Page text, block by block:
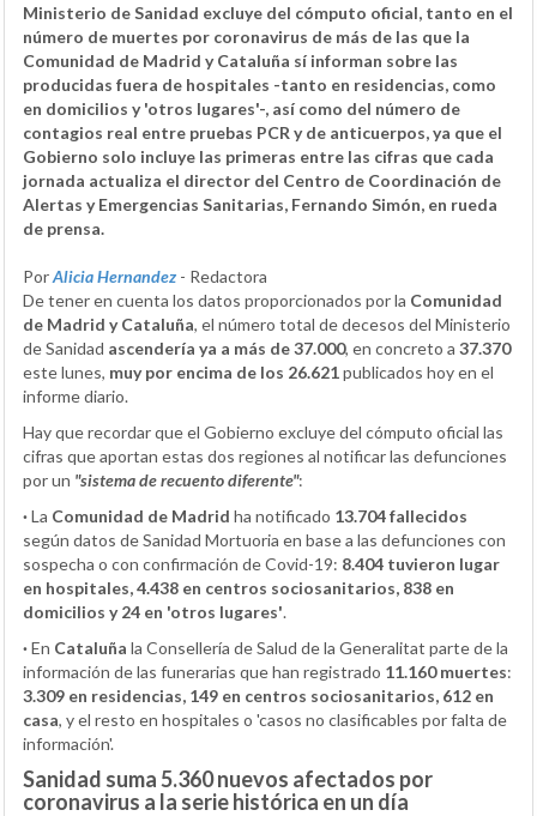
Ministerio de Sanidad excluye del cómputo oficial, tanto en el
número de muertes por coronavirus de más de las que la
Comunidad de Madrid y Cataluña sí informan sobre las
producidas fuera de hospitales -tanto en residencias, como
en domicilios y 'otros lugares'-, así como del número de
contagios real entre pruebas PCR y de anticuerpos, ya que el
Gobierno solo incluye las primeras entre las cifras que cada
jornada actualiza el director del Centro de Coordinación de
Alertas y Emergencias Sanitarias, Fernando Simón, en rueda
de prensa.
PorAlicia Hernandez - Redactora
De tener en cuenta los datos proporcionados por la Comunidad
de Madrid y Cataluña, el número total de decesos del Ministerio
de Sanidad ascendería ya a más de 37.000, en concreto a 37.370
este lunes, muy por encima de los 26.621publicados hoy en el
informe diario.
Hay que recordar que el Gobierno excluye del cómputo oficial las
cifras que aportan estas dos regiones al notificar las defunciones
por un "sistema de recuento diferente":
·La Comunidad de Madrid ha notificado 13.704 fallecidos
según datos de Sanidad Mortuoria en base a las defunciones con
sospecha o con confirmación de Covid-19: 8.404 tuvieron lugar
en hospitales, 4.438 en centros sociosanitarios, 838 en
domicilios y 24 en 'otros lugares'.
·En Cataluña la Consellería de Salud de la Generalitat parte de la
información de las funerarias que han registrado 11.160 muertes:
3.309 en residencias, 149 en centros sociosanitarios, 612 en
casa, y el resto en hospitales o 'casos no clasificables por falta de
información'.
Sanidad suma 5.360 nuevos afectados por
coronavirus a la serie histórica en un día